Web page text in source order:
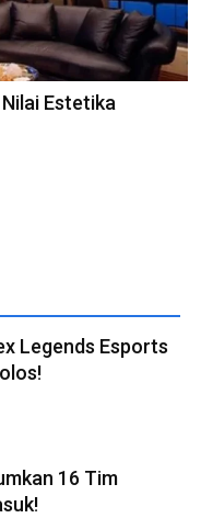
Estetika
Legends Esports
16 Tim